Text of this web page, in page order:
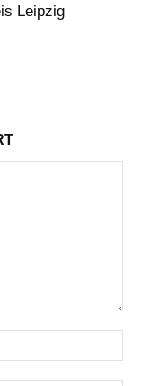
Leipzig